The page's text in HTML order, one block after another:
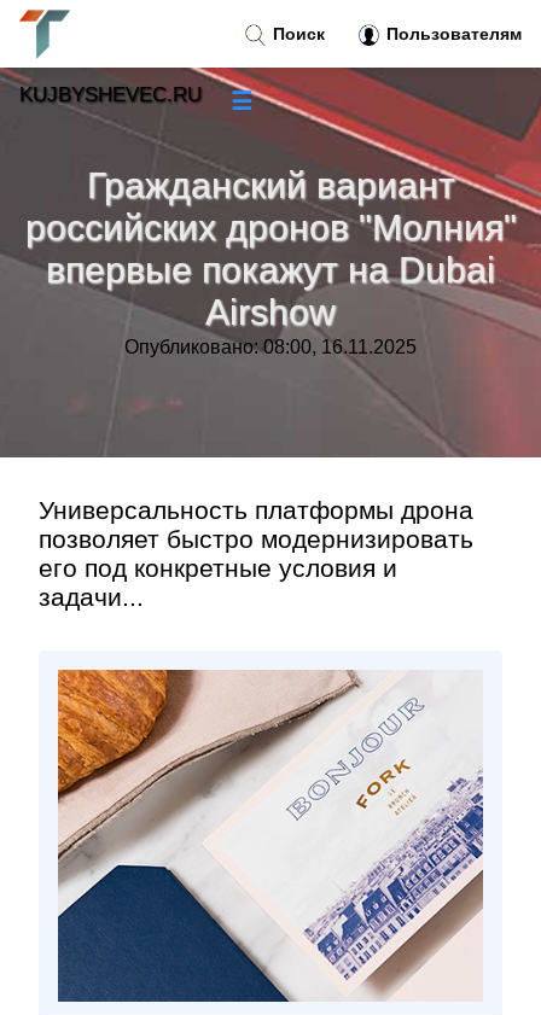
Гражданский вариант
российских дронов "Молния"
впервые покажут на Dubai
Airshow
Опубликовано: 08:00, 16.11.2025
Универсальность платформы дрона
позволяет быстро модернизировать
его под конкретные условия и
задачи...
Поиск Пользователям
KUJBYSHEVEC.RU ☰
Новости
Тренды новостей»
Рубрики»
»